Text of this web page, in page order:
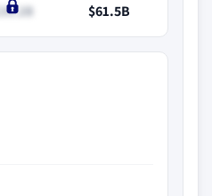
$35.2B
$61.5B